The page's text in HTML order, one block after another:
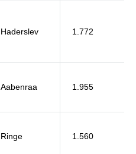
Haderslev 1.772
Aabenraa 1.955
Ringe 1.560